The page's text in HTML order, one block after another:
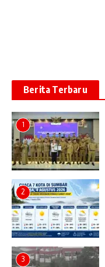
Berita Terbaru
1
2
3